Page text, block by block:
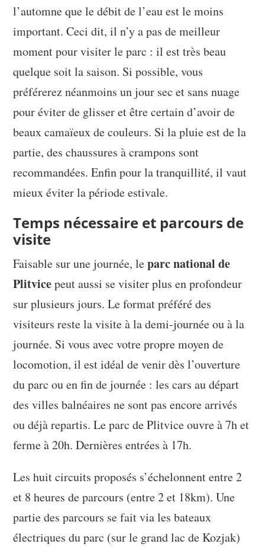
l’automne que le débit de l’eau est le moins
important. Ceci dit, il n’y a pas de meilleur
moment pour visiter le parc : il est très beau
quelque soit la saison. Si possible, vous
préférerez néanmoins un jour sec et sans nuage
pour éviter de glisser et être certain d’avoir de
beaux camaïeux de couleurs. Si la pluie est de la
partie, des chaussures à crampons sont
recommandées. Enfin pour la tranquillité, il vaut
mieux éviter la période estivale.
Temps nécessaire et parcours de
visite
Faisable sur une journée, leparc national de
Plitvicepeut aussi se visiter plus en profondeur
sur plusieurs jours. Le format préféré des
visiteurs reste la visite à la demi-journée ou à la
journée. Si vous avec votre propre moyen de
locomotion, il est idéal de venir dès l’ouverture
du parc ou en fin de journée : les cars au départ
des villes balnéaires ne sont pas encore arrivés
ou déjà repartis. Le parc de Plitvice ouvre à 7h et
ferme à 20h. Dernières entrées à 17h.
Les huit circuits proposés s’échelonnent entre 2
et 8 heures de parcours (entre 2 et 18km). Une
partie des parcours se fait via les bateaux
électriques du parc (sur le grand lac de Kozjak)